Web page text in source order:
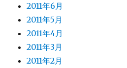
2011年6月
2011年5月
2011年4月
2011年3月
2011年2月